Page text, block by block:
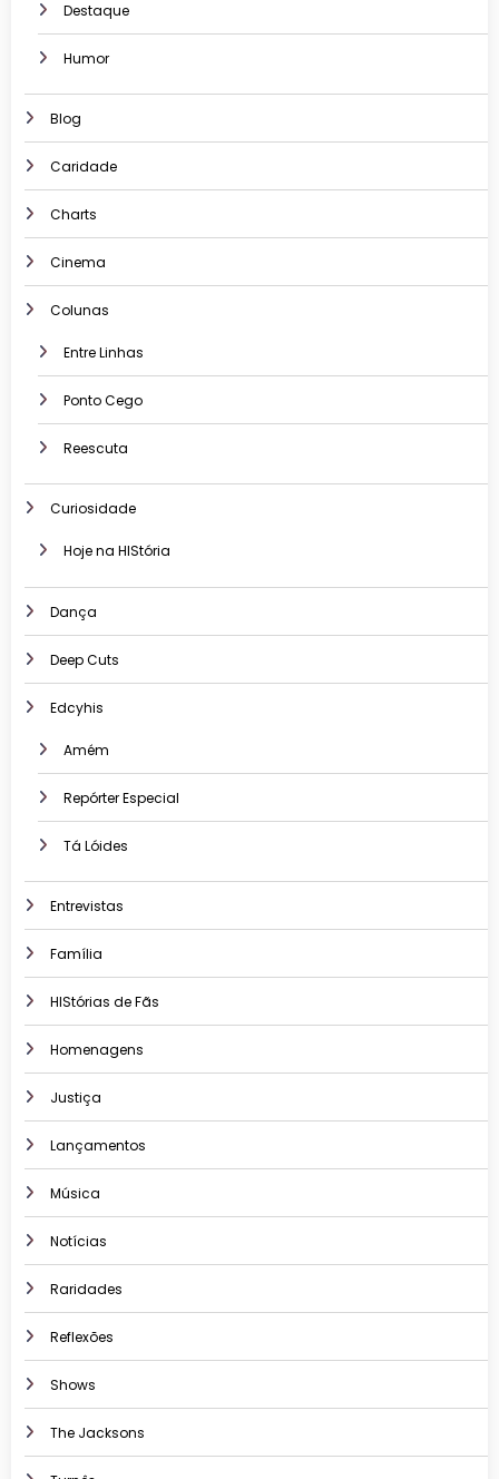
Destaque
Humor
Blog
Caridade
Charts
Cinema
Colunas
Entre Linhas
Ponto Cego
Reescuta
Curiosidade
Hoje na HIStória
Dança
Deep Cuts
Edcyhis
Amém
Repórter Especial
Tá Lóides
Entrevistas
Família
HIStórias de Fãs
Homenagens
Justiça
Lançamentos
Música
Notícias
Raridades
Reflexões
Shows
The Jacksons